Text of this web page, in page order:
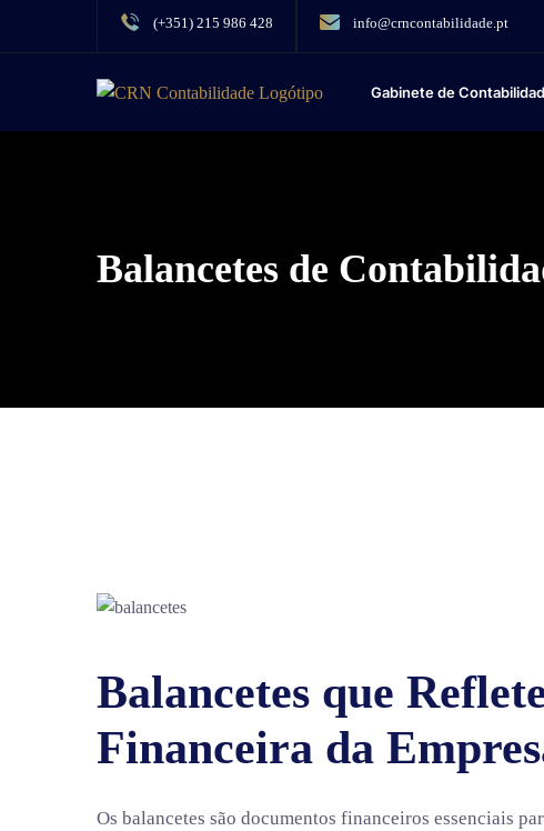
(+351) 215 986 428 info@crncontabilidade.pt
Gabinete de
Balancetes de
Balancetes que
Financeira da
Os balancetes são documentos financeiros essenciais